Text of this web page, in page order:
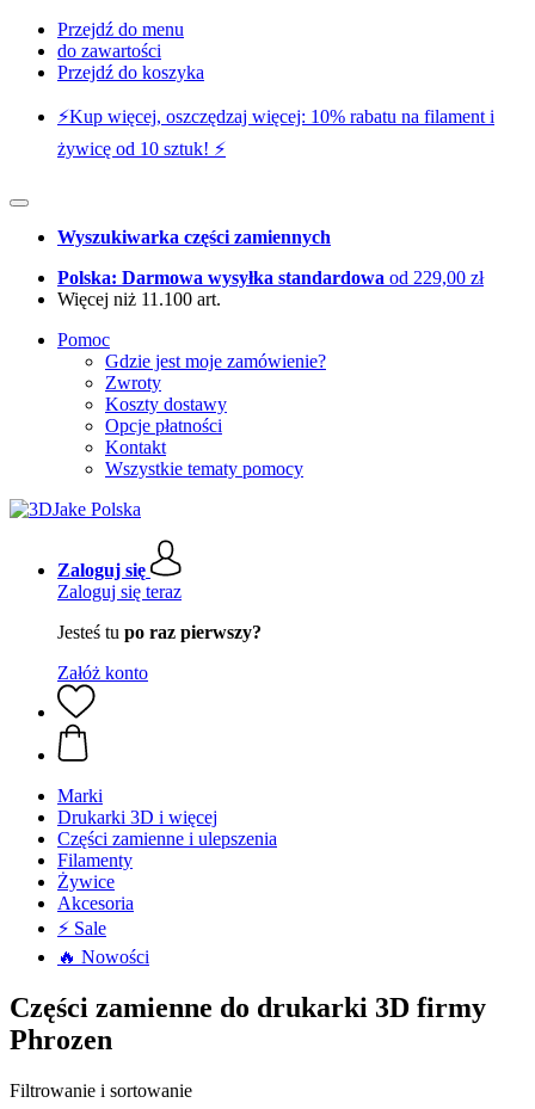
Przejdź do menu
do zawartości
Przejdź do koszyka
⚡️Kup więcej, oszczędzaj więcej: 10% rabatu na filament i
żywicę od 10 sztuk! ⚡️
Wyszukiwarka części zamiennych
Polska: Darmowa wysyłka standardowa od 229,00 zł
Więcej niż 11.100 art.
Pomoc
Gdzie jest moje zamówienie?
Zwroty
Koszty dostawy
Opcje płatności
Kontakt
Wszystkie tematy pomocy
Zaloguj się
Zaloguj się teraz
Jesteś tu po raz pierwszy?
Załóż konto
Marki
Drukarki 3D i więcej
Części zamienne i ulepszenia
Filamenty
Żywice
Akcesoria
⚡ Sale
🔥 Nowości
Części zamienne do drukarki 3D firmy
Phrozen
Filtrowanie i sortowanie